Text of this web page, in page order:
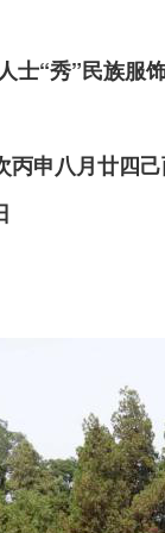
士“秀”民族服
丙申八月廿四